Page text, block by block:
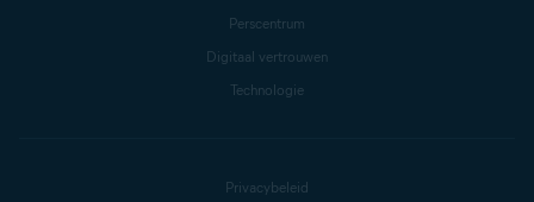
Perscentrum
Digitaal vertrouwen
Technologie
Privacybeleid